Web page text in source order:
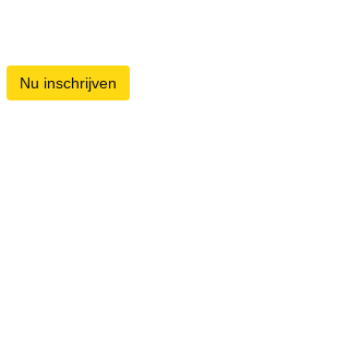
Nu inschrijven